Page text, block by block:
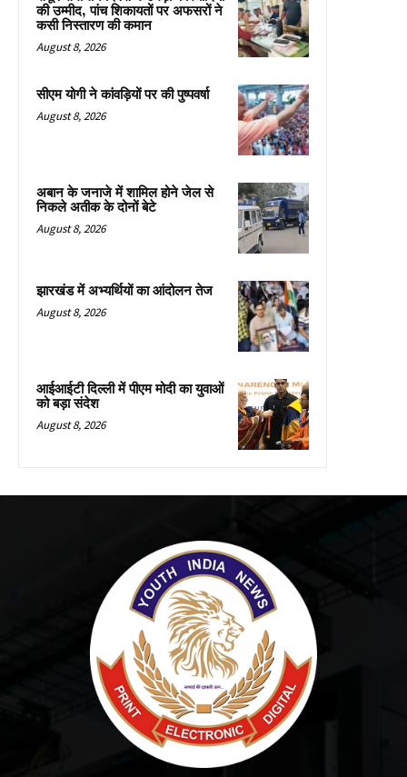
की उम्मीद, पांच शिकायतों पर अफसरों ने
कसी निस्तारण की कमान
August 8, 2026
सीएम योगी ने कांवड़ियों पर की पुष्पवर्षा
August 8, 2026
अबान के जनाजे में शामिल होने जेल से
निकले अतीक के दोनों बेटे
August 8, 2026
झारखंड में अभ्यर्थियों का आंदोलन तेज
August 8, 2026
आईआईटी दिल्ली में पीएम मोदी का युवाओं
को बड़ा संदेश
August 8, 2026